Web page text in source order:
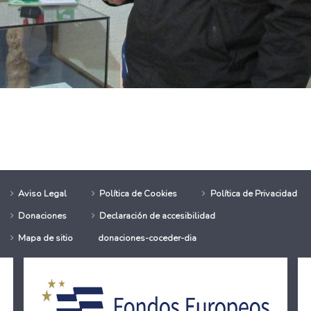
de nuevo en el Campeonato de Aragón de Atletismo Special
y Acciona colaboran con el Centro de Atención a Personas con
Aviso Legal Política de Cookies
Política de Privacidad
Donaciones
Declaración de accesibilidad
Mapa de sitio
donaciones-coceder-dia